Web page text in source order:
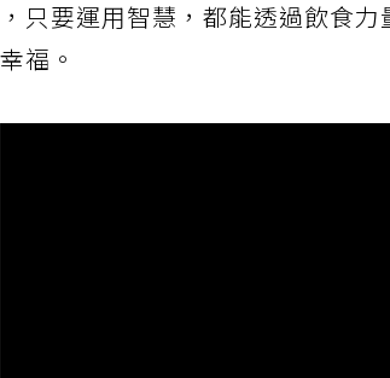
，只要運用智慧，都能透過飲食
幸福。